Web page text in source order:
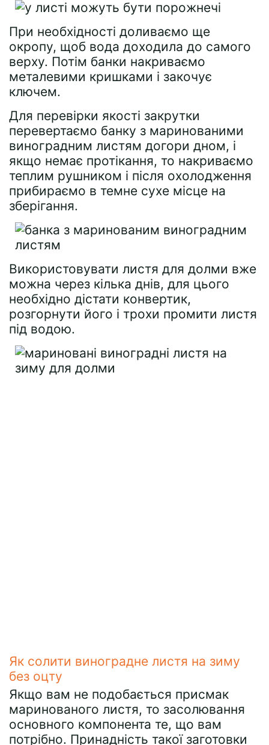
При необхідності доливаємо ще
окропу, щоб вода доходила до самого
верху. Потім банки накриваємо
металевими кришками і закочує
ключем.
Для перевірки якості закрутки
перевертаємо банку з маринованими
виноградним листям догори дном, і
якщо немає протікання, то накриваємо
теплим рушником і після охолодження
прибираємо в темне сухе місце на
зберігання.
Використовувати листя для долми вже
можна через кілька днів, для цього
необхідно дістати конвертик,
розгорнути його і трохи промити листя
під водою.
Як солити виноградне листя на зиму
без оцту
Якщо вам не подобається присмак
маринованого листя, то засолювання
основного компонента те, що вам
потрібно. Принадність такої заготовки